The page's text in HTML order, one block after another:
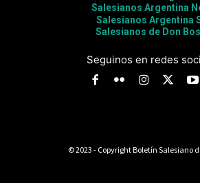
Salesianos Argentina
Salesianos Argentina
Salesianos de Don
Seguinos en redes
© 2023 - Copyright Boletín Salesiano